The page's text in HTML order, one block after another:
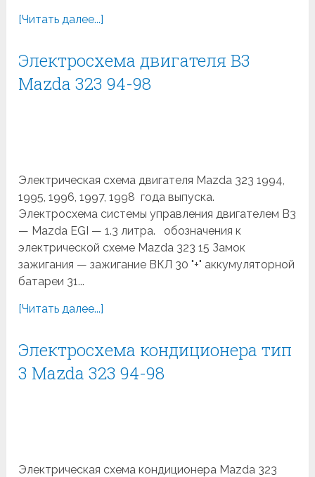
[Читать далее...]
Электросхема двигателя B3
Mazda 323 94-98
Электрическая схема двигателя Mazda 323 1994,
1995, 1996, 1997, 1998 года выпуска.
Электросхема системы управления двигателем B3
— Mazda EGI — 1.3 литра. обозначения к
электрической схеме Mazda 323 15 Замок
зажигания — зажигание ВКЛ 30 "+" аккумуляторной
батареи 31...
[Читать далее...]
Электросхема кондиционера тип
3 Mazda 323 94-98
Электрическая схема кондиционера Mazda 323